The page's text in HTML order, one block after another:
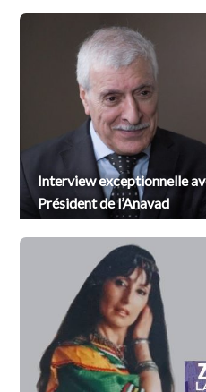
Interview exceptionnelle
Président de l’Anavad